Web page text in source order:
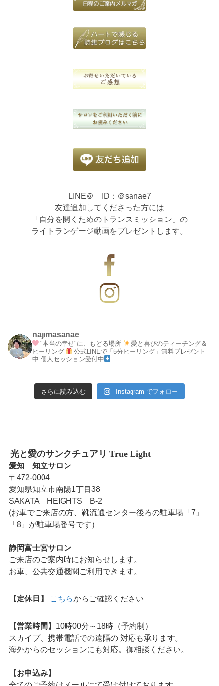
LINE＠ ID：＠sanae7
友達追加してくださった方には
「自分を開くためのトランスミッション」の
ライトランゲージ動画をプレゼントします。
najimasanae
"本当の幸せ"に、もどる場所
愛と喜びのティーチング＆
ヒーリング
公式LINEで「5分ヒーリング」無料プレゼント
中 個人セッション受付中
さらに読み込む Instagram でフォロー
光と愛のサンクチュアリ True Light
愛知 知立サロン
〒472-0004
愛知県知立市南陽1丁目38
SAKATA HEIGHTS B-2
(お車でご来店の方、靴流通センター後ろの駐車場「7」
「8」が駐車場番号です）
静岡富士宮サロン
ご来店のご案内時にお知らせします。
お車、公共交通機関ご利用できます。
【定休日】 こちらからご確認ください
【営業時間】 10時00分～18時（予約制）
スカイプ、携帯電話での遠隔の 対応も承ります。
海外からのセッションにも対応。御相談ください。
【お申込み】